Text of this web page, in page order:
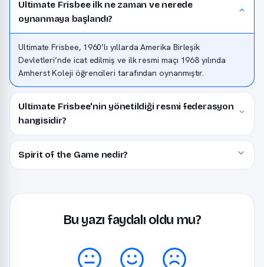
Ultimate Frisbee ilk ne zaman ve nerede
oynanmaya başlandı?
Ultimate Frisbee, 1960’lı yıllarda Amerika Birleşik
Devletleri’nde icat edilmiş ve ilk resmi maçı 1968 yılında
Amherst Koleji öğrencileri tarafından oynanmıştır.
Ultimate Frisbee'nin yönetildiği resmi federasyon
hangisidir?
Spirit of the Game nedir?
Bu yazı faydalı oldu mu?